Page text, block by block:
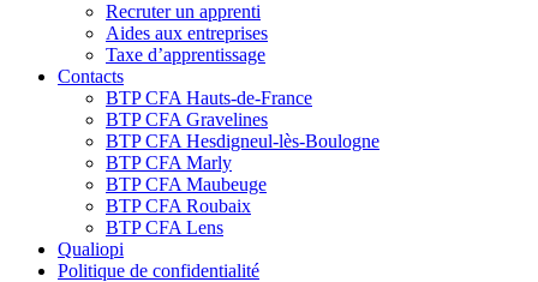
Recruter un apprenti
Aides aux entreprises
Taxe d’apprentissage
Contacts
BTP CFA Hauts-de-France
BTP CFA Gravelines
BTP CFA Hesdigneul-lès-Boulogne
BTP CFA Marly
BTP CFA Maubeuge
BTP CFA Roubaix
BTP CFA Lens
Qualiopi
Politique de confidentialité